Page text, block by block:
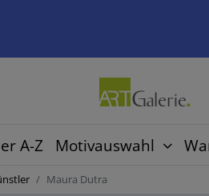
A-Z Motivauswahl
Maura Dutra